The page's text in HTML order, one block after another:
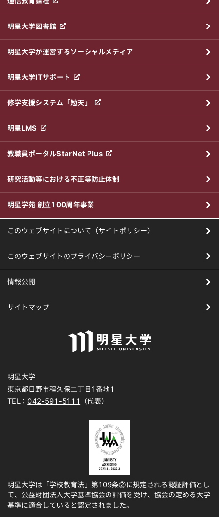
明星大学図書館
明星大学が運営するソーシャルメディア
明星大学ITサポート
修学支援システム「勉天」
明星LMS
教職員ポータルStarNet Plus
研究活動等における不正等防止体制
明星学苑 創立100周年事業
このウェブサイトについて（サイトポリシー）
このウェブサイトのプライバシーポリシー
情報公開
サイトマップ
明星大学
東京都日野市程久保二丁目1番地1
TEL： 042-591-5111 （代表）
明星大学は「学校教育法」第109条②に規定される認証評価とし
て、公益財団法人大学基準協会の評価を受け、協会の定める大学
基準に適合していると認定されました。